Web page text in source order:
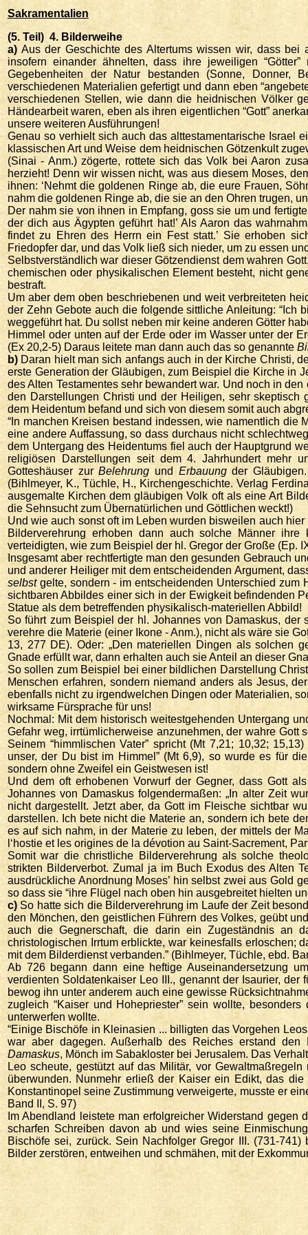
Sakramentalien
(5. Teil) 4. Bilderweihe
a) Aus der Geschichte des Altertums wissen wir, dass
insofern einander ähnelten, dass ihre jeweiligen
Gegebenheiten der Natur bestanden (Sonne,
verschiedenen Materialien gefertigt und dann eben
verschiedenen Stellen, wie dann die heidnischen Völker
Händearbeit waren, eben als ihren eigentlichen “Gott”
unsere weiteren Ausführungen!
Genau so verhielt sich auch das alttestamentarische Israel
klassischen Art und Weise dem heidnischen Götzenkult
(Sinai - Anm.) zögerte, rottete sich das Volk bei Aaron
herzieht! Denn wir wissen nicht, was aus diesem Moses,
ihnen: ‘Nehmt die goldenen Ringe ab, die eure Frauen,
nahm die goldenen Ringe ab, die sie an den Ohren trugen,
Der nahm sie von ihnen in Empfang, goss sie um und
der dich aus Ägypten geführt hat!’ Als Aaron das
findet zu Ehren des Herrn ein Fest statt.’ Sie erhoben
Friedopfer dar, und das Volk ließ sich nieder, um zu essen
Selbstverständlich war dieser Götzendienst dem wahren
chemischen oder physikalischen Element besteht, nicht
bestraft.
Um aber dem oben beschriebenen und weit verbreiteten
der Zehn Gebote auch die folgende sittliche Anleitung: “Ich
weggeführt hat. Du sollst neben mir keine anderen Götter
Himmel oder unten auf der Erde oder im Wasser unter der
(Ex 20,2-5) Daraus leitete man dann auch das so genannte
b) Daran hielt man sich anfangs auch in der Kirche Christi,
erste Generation der Gläubigen, zum Beispiel die Kirche in
des Alten Testamentes sehr bewandert war. Und noch in
den Darstellungen Christi und der Heiligen, sehr
dem Heidentum befand und sich von diesem somit auch
“In manchen Kreisen bestand indessen, wie namentlich
eine andere Auffassung, so dass durchaus nicht
dem Untergang des Heidentums fiel auch der Hauptgrund
religiösen Darstellungen seit dem 4. Jahrhundert
Gotteshäuser zurBelehrung und Erbauungder
(Bihlmeyer, K., Tüchle, H., Kirchengeschichte. Verlag
ausgemalte Kirchen dem gläubigen Volk oft als eine Art
die Sehnsucht zum Übernatürlichen und Göttlichen weckt!)
Und wie auch sonst oft im Leben wurden bisweilen auch
Bilderverehrung erhoben dann auch solche Männer
verteidigten, wie zum Beispiel der hl. Gregor der Große (Ep.
Insgesamt aber rechtfertigte man den gesunden Gebrauch
und anderer Heiliger mit dem entscheidenden Argument,
selbst gelte, sondern - im entscheidenden Unterschied zum
sichtbaren Abbildes einer sich in der Ewigkeit befindenden
Statue als dem betreffenden physikalisch-materiellen Abbild!
So führt zum Beispiel der hl. Johannes von Damaskus, der
verehre die Materie (einer Ikone - Anm.), nicht als wäre sie
13, 277 DE). Oder: „Den materiellen Dingen als solchen
Gnade erfüllt war, dann erhalten auch sie Anteil an dieser
So sollen zum Beispiel bei einer bildlichen Darstellung
Menschen erfahren, sondern niemand anders als Jesus,
ebenfalls nicht zu irgendwelchen Dingen oder Materialien,
wirksame Fürsprache für uns!
Nochmal: Mit dem historisch weitestgehenden Untergang
Gefahr weg, irrtümlicherweise anzunehmen, der wahre
Seinem “himmlischen Vater” spricht (Mt 7,21; 10,32;
unser, der Du bist im Himmel” (Mt 6,9), so wurde es für
sondern ohne Zweifel ein Geistwesen ist!
Und dem oft erhobenen Vorwurf der Gegner, dass Gott
Johannes von Damaskus folgendermaßen: „In alter Zeit
nicht dargestellt. Jetzt aber, da Gott im Fleische sichtbar
darstellen. Ich bete nicht die Materie an, sondern ich bete
es auf sich nahm, in der Materie zu leben, der mittels der
l‘hostie et les origines de la dévotion au Saint-Sacrement,
Somit war die christliche Bilderverehrung als solche
strikten Bilderverbot. Zumal ja im Buch Exodus des Alten
ausdrückliche Anordnung Moses’ hin selbst zwei aus Gold
so dass sie “ihre Flügel nach oben hin ausgebreitet hielten
c) So hatte sich die Bilderverehrung im Laufe der Zeit
den Mönchen, den geistlichen Führern des Volkes, geübt
auch die Gegnerschaft, die darin ein Zugeständnis an
christologischen Irrtum erblickte, war keinesfalls erloschen;
mit dem Bilderdienst verbanden.” (Bihlmeyer, Tüchle, ebd.
Ab 726 begann dann eine heftige Auseinandersetzung
verdienten Soldatenkaiser Leo III., genannt der Isaurier,
bewog ihn unter anderem auch eine gewisse
zugleich “Kaiser und Hohepriester” sein wollte,
unterwerfen wollte.
“Einige Bischöfe in Kleinasien ... billigten das Vorgehen
war aber dagegen. Außerhalb des Reiches erstand
Damaskus, Mönch im Sabakloster bei Jerusalem. Das
Leo scheute, gestützt auf das Militär, vor
überwunden. Nunmehr erließ der Kaiser ein Edikt, das die
Konstantinopel seine Zustimmung verweigerte, musste er
Band II, S. 97)
Im Abendland leistete man erfolgreicher Widerstand
scharfen Schreiben davon ab und wies seine
Bischöfe sei, zurück. Sein Nachfolger Gregor III. (731-
Bilder zerstören, entweihen und schmähen, mit der